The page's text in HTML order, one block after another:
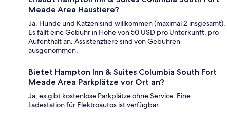
Meade Area Haustiere?
Ja, Hunde und Katzen sind willkommen (maximal 2 insgesamt).
Es fällt eine Gebühr in Höhe von 50 USD pro Unterkunft, pro
Aufenthalt an. Assistenztiere sind von Gebühren
ausgenommen.
Bietet Hampton Inn & Suites Columbia South Fort
Meade Area Parkplätze vor Ort an?
Ja, es gibt kostenlose Parkplätze ohne Service. Eine
Ladestation für Elektroautos ist verfügbar.